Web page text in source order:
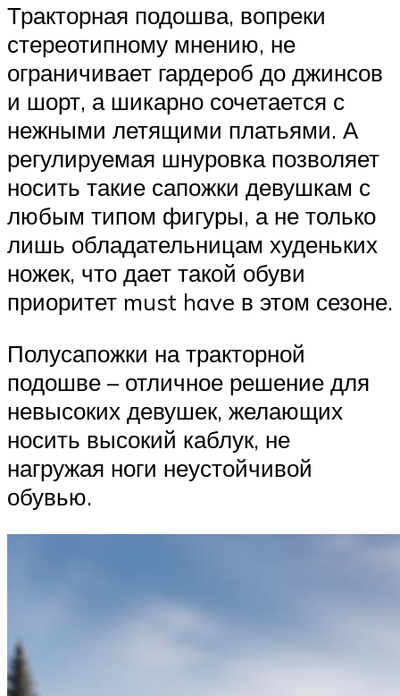
Тракторная подошва, вопреки
стереотипному мнению, не
ограничивает гардероб до джинсов
и шорт, а шикарно сочетается с
нежными летящими платьями. А
регулируемая шнуровка позволяет
носить такие сапожки девушкам с
любым типом фигуры, а не только
лишь обладательницам худеньких
ножек, что дает такой обуви
приоритет must have в этом сезоне.
Полусапожки на тракторной
подошве – отличное решение для
невысоких девушек, желающих
носить высокий каблук, не
нагружая ноги неустойчивой
обувью.